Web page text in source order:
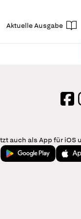
Aktuelle Ausgabe
login
auch als App für iOS
Jetzt bei Google Play
Laden